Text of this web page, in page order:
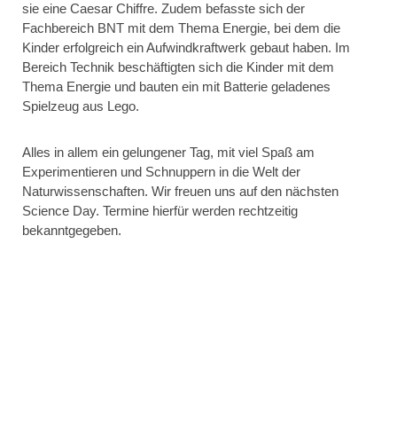
sie eine Caesar Chiffre. Zudem befasste sich der
Fachbereich BNT mit dem Thema Energie, bei dem die
Kinder erfolgreich ein Aufwindkraftwerk gebaut haben. Im
Bereich Technik beschäftigten sich die Kinder mit dem
Thema Energie und bauten ein mit Batterie geladenes
Spielzeug aus Lego.
Alles in allem ein gelungener Tag, mit viel Spaß am
Experimentieren und Schnuppern in die Welt der
Naturwissenschaften. Wir freuen uns auf den nächsten
Science Day. Termine hierfür werden rechtzeitig
bekanntgegeben.